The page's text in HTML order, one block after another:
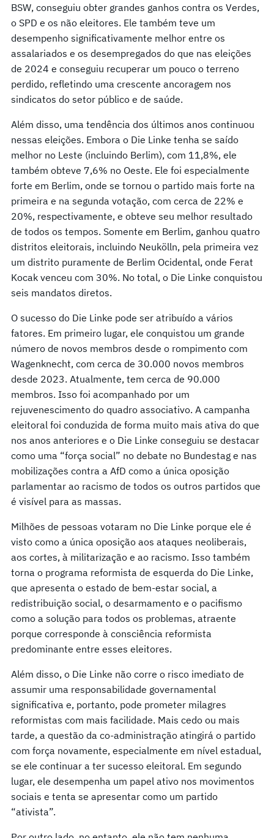
BSW, conseguiu obter grandes ganhos contra os Verdes,
o SPD e os não eleitores. Ele também teve um
desempenho significativamente melhor entre os
assalariados e os desempregados do que nas eleições
de 2024 e conseguiu recuperar um pouco o terreno
perdido, refletindo uma crescente ancoragem nos
sindicatos do setor público e de saúde.
Além disso, uma tendência dos últimos anos continuou
nessas eleições. Embora o Die Linke tenha se saído
melhor no Leste (incluindo Berlim), com 11,8%, ele
também obteve 7,6% no Oeste. Ele foi especialmente
forte em Berlim, onde se tornou o partido mais forte na
primeira e na segunda votação, com cerca de 22% e
20%, respectivamente, e obteve seu melhor resultado
de todos os tempos. Somente em Berlim, ganhou quatro
distritos eleitorais, incluindo Neukölln, pela primeira vez
um distrito puramente de Berlim Ocidental, onde Ferat
Kocak venceu com 30%. No total, o Die Linke conquistou
seis mandatos diretos.
O sucesso do Die Linke pode ser atribuído a vários
fatores. Em primeiro lugar, ele conquistou um grande
número de novos membros desde o rompimento com
Wagenknecht, com cerca de 30.000 novos membros
desde 2023. Atualmente, tem cerca de 90.000
membros. Isso foi acompanhado por um
rejuvenescimento do quadro associativo. A campanha
eleitoral foi conduzida de forma muito mais ativa do que
nos anos anteriores e o Die Linke conseguiu se destacar
como uma “força social” no debate no Bundestag e nas
mobilizações contra a AfD como a única oposição
parlamentar ao racismo de todos os outros partidos que
é visível para as massas.
Milhões de pessoas votaram no Die Linke porque ele é
visto como a única oposição aos ataques neoliberais,
aos cortes, à militarização e ao racismo. Isso também
torna o programa reformista de esquerda do Die Linke,
que apresenta o estado de bem-estar social, a
redistribuição social, o desarmamento e o pacifismo
como a solução para todos os problemas, atraente
porque corresponde à consciência reformista
predominante entre esses eleitores.
Além disso, o Die Linke não corre o risco imediato de
assumir uma responsabilidade governamental
significativa e, portanto, pode prometer milagres
reformistas com mais facilidade. Mais cedo ou mais
tarde, a questão da co-administração atingirá o partido
com força novamente, especialmente em nível estadual,
se ele continuar a ter sucesso eleitoral. Em segundo
lugar, ele desempenha um papel ativo nos movimentos
sociais e tenta se apresentar como um partido
“ativista”.